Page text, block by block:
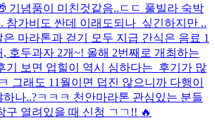
기념품이 미친것같음..ㄷㄷ 풀빌라 숙박
참가비도 싼데 이래도되나 싶긴하지만 ..
은 마라톤과 걷기 모두 지급 간식은 음료 1
, 호두과자 2개~! 올해 2번째로 개최하는
기 보면 업힐이 역시 심하다는 후기가 많
그래도 11월이면 덥진 않으니까 다행이
나..?ㅋㅋㅋ 천안마라톤 관심있는 분들
구 열려있을 때 신청 ㄱㄱ!! 🔥